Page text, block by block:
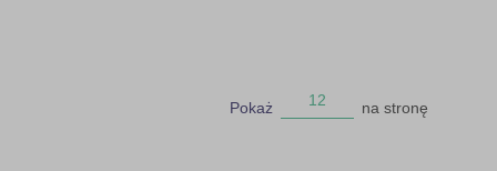
Pokaż 12 na stronę